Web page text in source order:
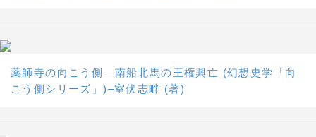
薬師寺の向こう側―南船北馬の王権興亡 (幻想史学「向
こう側シリーズ」)–室伏志畔 (著)